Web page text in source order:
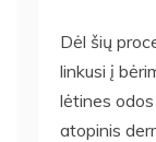
Dėl šių
linkusi į
lėtines
atopinis